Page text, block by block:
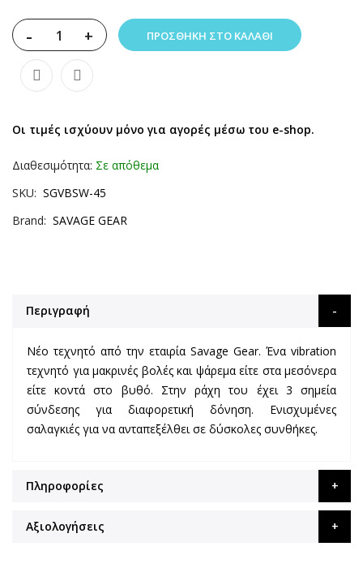
- + ΠΡΟΣΘΉΚΗ ΣΤΟ ΚΑΛΆΘΙ
Οι τιμές ισχύουν μόνο για αγορές μέσω του e-shop.
Διαθεσιμότητα: Σε απόθεμα
SKU
SGVBSW-45
Brand
SAVAGE GEAR
Περιγραφή
Νέο τεχνητό από την εταιρία Savage Gear. Ένα vibration
τεχνητό για μακρινές βολές και ψάρεμα είτε στα μεσόνερα
είτε κοντά στο βυθό. Στην ράχη του έχει 3 σημεία
σύνδεσης για διαφορετική δόνηση. Ενισχυμένες
σαλαγκιές για να ανταπεξέλθει σε δύσκολες συνθήκες.
Πληροφορίες
Αξιολογήσεις